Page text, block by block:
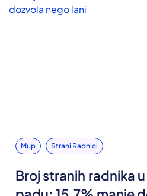
Mup Strani Radnici
Broj stranih radnika